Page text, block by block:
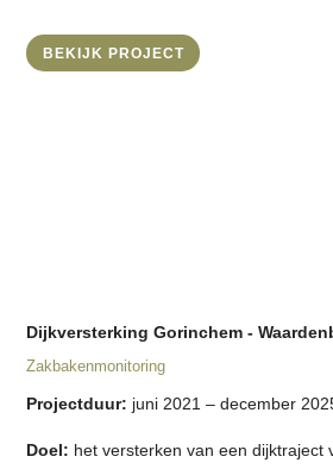
BEKIJK PROJECT
Dijkversterking Gorinchem -
Zakbakenmonitoring
Projectduur: juni 2021 – december
Doel: het versterken van een dijktraject